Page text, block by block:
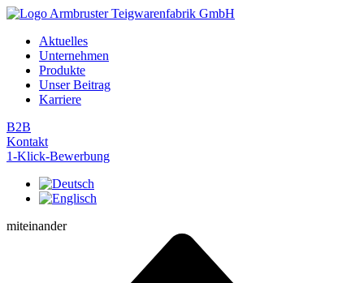
Zum
springenAktuelles
Unternehmen
Produkte
Unser Beitrag
Karriere
B2B
Kontakt
1-Klick-Bewerbung
miteinander